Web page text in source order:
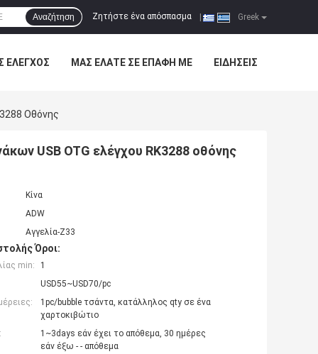
Greek
Ζητήστε ένα απόσπασμα
Αναζήτηση
ΈΛΕΓΧΟΣ ΜΑΣ ΕΛΆΤΕ ΣΕ ΕΠΑΦΉ ΜΕ ΕΙΔΉΣΕΙΣ
Οθόνης
USB OTG ελέγχου RK3288 οθόνης
Κίνα
ADW
Αγγελία-Z33
Όροι:
min:
1
USD55~USD70/pc
1pc/bubble τσάντα, κατάλληλος qty σε ένα
χαρτοκιβώτιο
1~3days εάν έχει το απόθεμα, 30 ημέρες
εάν έξω - - απόθεμα